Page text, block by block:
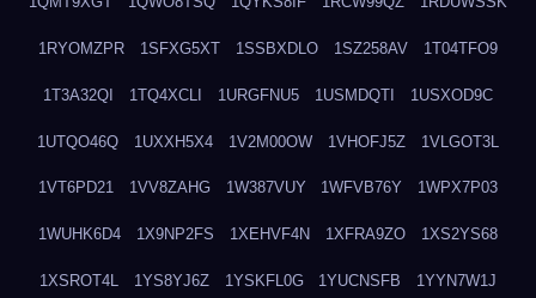
1RYOMZPR 1SFXG5XT 1SSBXDLO 1SZ258AV 1T04TFO9
1T3A32QI 1TQ4XCLI 1URGFNU5 1USMDQTI 1USXOD9C
1UTQO46Q 1UXXH5X4 1V2M00OW 1VHOFJ5Z 1VLGOT3L
1VT6PD21 1VV8ZAHG 1W387VUY 1WFVB76Y 1WPX7P03
1WUHK6D4 1X9NP2FS 1XEHVF4N 1XFRA9ZO 1XS2YS68
1XSROT4L 1YS8YJ6Z 1YSKFL0G 1YUCNSFB 1YYN7W1J